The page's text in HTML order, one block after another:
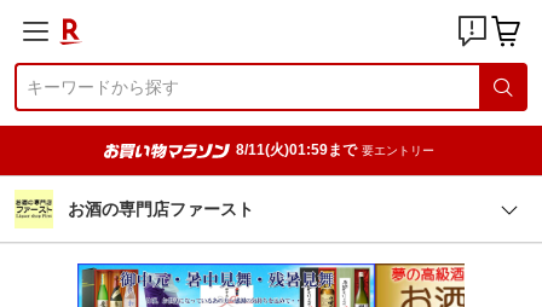
8/11(火)01:59まで 要エントリー
お酒の専門店ファースト